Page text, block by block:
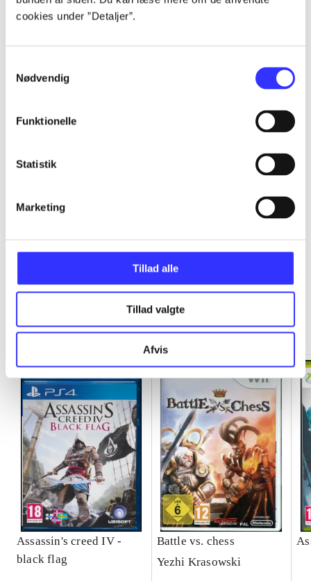
cookies under ”Detaljer”.
Nødvendig
Funktionelle
Statistik
Marketing
Tillad alle
Tillad valgte
Afvis
...
...
...
Minder om
Assassin's creed IV -
black flag
Battle vs. chess
Yezhi Krasowski